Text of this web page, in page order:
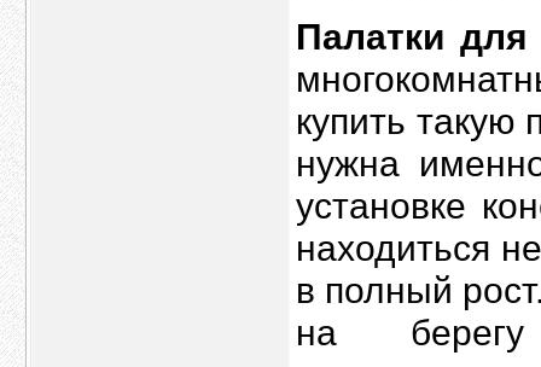
Палатки
купить такую
нужна
установке
находиться
в полный
на